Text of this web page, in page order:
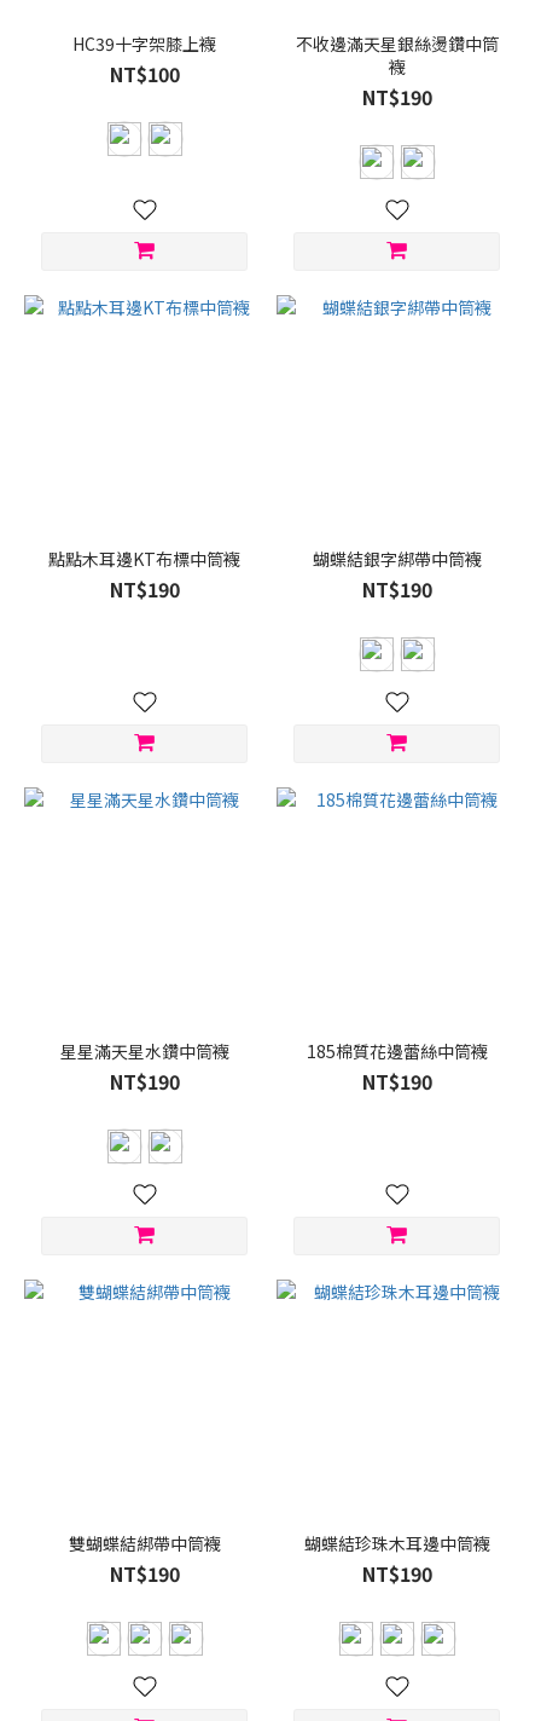
HC39十字架膝上襪
NT$100
不收邊滿天星銀絲燙鑽中筒
襪
NT$190
點點木耳邊KT布標中筒襪
NT$190
蝴蝶結銀字綁帶中筒襪
NT$190
星星滿天星水鑽中筒襪
NT$190
185棉質花邊蕾絲中筒襪
NT$190
雙蝴蝶結綁帶中筒襪
NT$190
蝴蝶結珍珠木耳邊中筒襪
NT$190